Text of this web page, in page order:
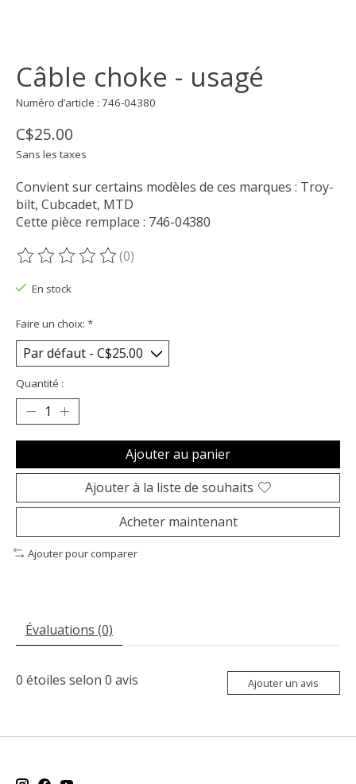
Câble choke - usagé
Numéro d’article : 746-04380
C$25.00
Sans les taxes
Convient sur certains modèles de ces marques : Troy-
bilt, Cubcadet, MTD
Cette pièce remplace : 746-04380
Ce produit est évalué à
(0)
En stock
Faire un choix: *
Quantité :
Ajouter au panier
Ajouter à la liste de souhaits
Acheter maintenant
Ajouter pour comparer
Évaluations (0)
0 étoiles selon 0 avis Ajouter un avis